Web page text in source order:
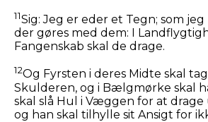
11Sig: Jeg er eder et Tegn; som jeg
der gøres med dem: I
Fangenskab skal de drage.
12Og Fyrsten i deres Midte skal
Skulderen, og i Bælgmørke skal
skal slå Hul i Væggen for at
og han skal tilhylle sit Ansigt for